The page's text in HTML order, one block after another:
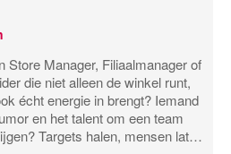
Store Manager, Filiaalmanager of
die niet alleen de winkel runt,
écht energie in brengt? Iemand
en het talent om een team
Targets halen, mensen laten